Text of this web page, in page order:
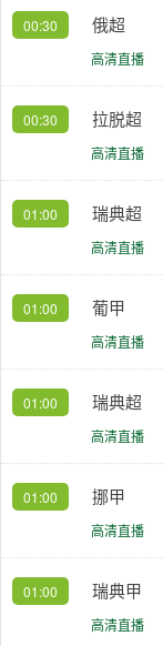
00:30 俄超
高清直播
00:30 拉脱超
高清直播
01:00 瑞典超
高清直播
01:00 葡甲
高清直播
01:00 瑞典超
高清直播
01:00 挪甲
高清直播
01:00 瑞典甲
高清直播